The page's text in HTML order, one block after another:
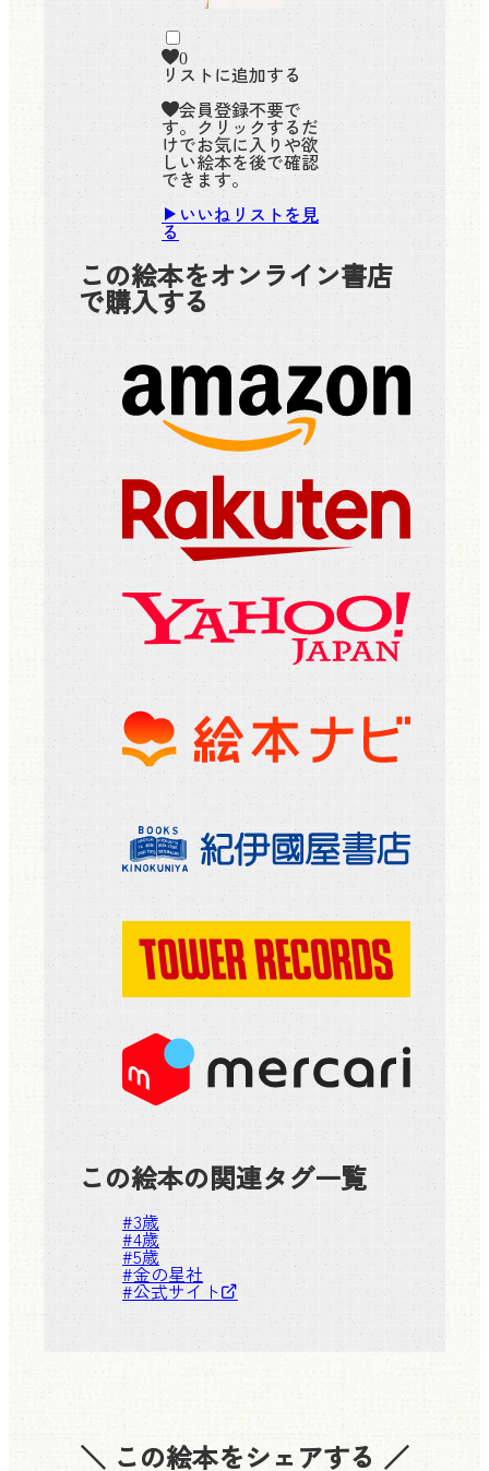
0
リストに追加する
会員登録不要で
す。クリックするだ
けでお気に入りや欲
しい絵本を後で確認
できます。
いいねリストを見
る
この絵本をオンライン書店
で購入する
この絵本の関連タグ一覧
#3歳
#4歳
#5歳
#金の星社
#公式サイト
＼ この絵本をシェアする ／